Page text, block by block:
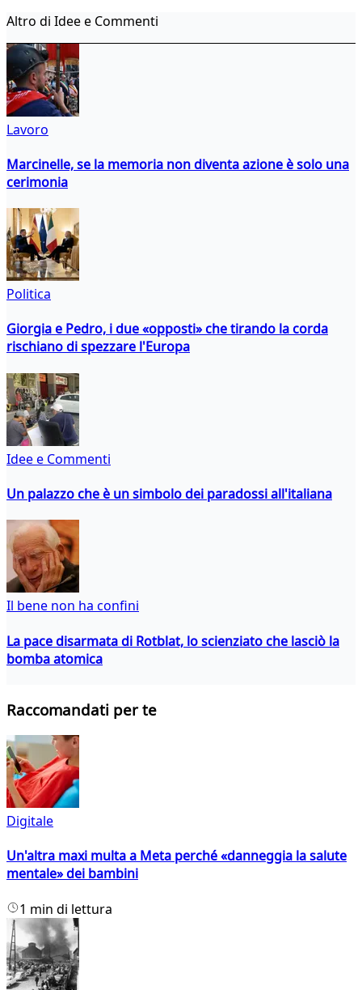
Altro di Idee e Commenti
Lavoro
Marcinelle, se la memoria non diventa azione è solo una
cerimonia
Politica
Giorgia e Pedro, i due «opposti» che tirando la corda
rischiano di spezzare l'Europa
Idee e Commenti
Un palazzo che è un simbolo dei paradossi all'italiana
Il bene non ha confini
La pace disarmata di Rotblat, lo scienziato che lasciò la
bomba atomica
Raccomandati per te
Digitale
Un'altra maxi multa a Meta perché «danneggia la salute
mentale» dei bambini
1 min di lettura